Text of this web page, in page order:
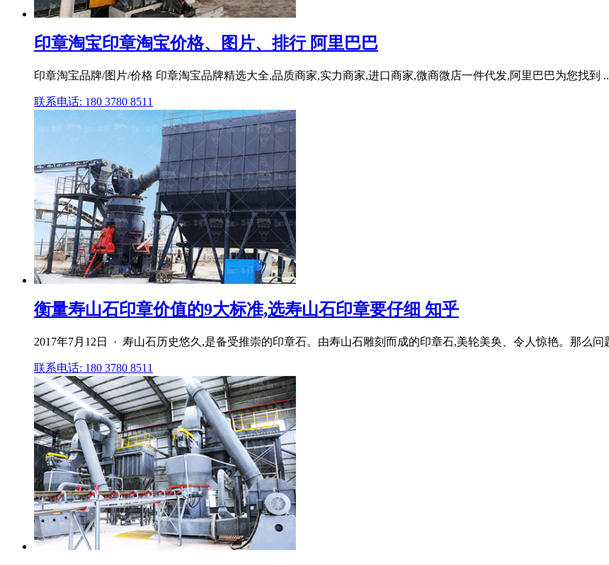
印章淘宝印章淘宝价格、图片、排行 阿里巴巴
印章淘宝品牌/图片/价格 印章淘宝品牌精选大全,品质商家,实力商家,进口商家,微商微店一件代发,阿里巴巴为您找到
联系电话: 180 3780 8511
衡量寿山石印章价值的9大标准,选寿山石印章要仔细 知乎
2017年7月12日 · 寿山石历史悠久,是备受推崇的印章石。由寿山石雕刻而成的印章石,美轮美奂、令人惊艳。那么
联系电话: 180 3780 8511